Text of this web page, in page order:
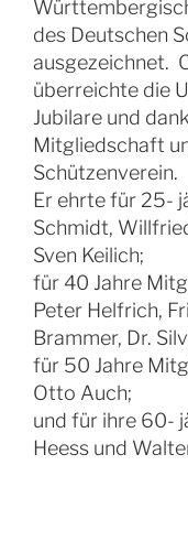
des Deutschen
ausgezeichnet.
überreichte die
Jubilare und
Mitgliedschaft
Schützenverein.
Er ehrte für 25-
Schmidt,
Sven Keilich;
für 40 Jahre
Peter Helfrich,
Brammer, Dr.
für 50 Jahre
Otto Auch;
und für ihre 60-
Heess und